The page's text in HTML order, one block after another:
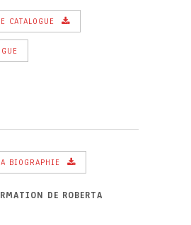
CATALOGUE
BIOGRAPHIE
DE ROBERTA